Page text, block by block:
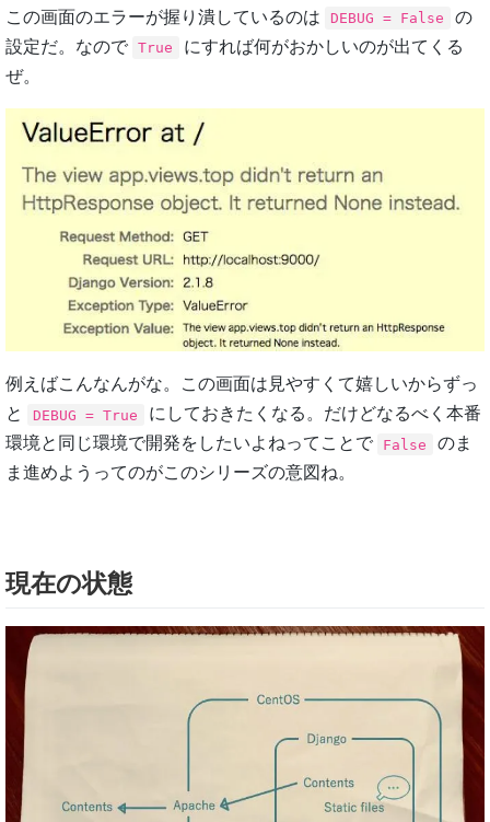
この画面のエラーが握り潰しているのは DEBUG = False
の
設定だ。なので
True
にすれば何がおかしいのが出てくる
ぜ。
例えばこんなんがな。この画面は見やすくて嬉しいからずっ
と
DEBUG = True
にしておきたくなる。だけどなるべく本番
環境と同じ環境で開発をしたいよねってことで
False
のま
ま進めようってのがこのシリーズの意図ね。
現在の状態